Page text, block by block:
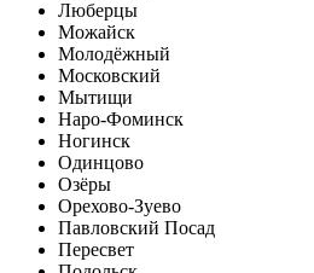
Люберцы
Можайск
Молодёжный
Московский
Мытищи
Наро-Фоминск
Ногинск
Одинцово
Озёры
Орехово-Зуево
Павловский Посад
Пересвет